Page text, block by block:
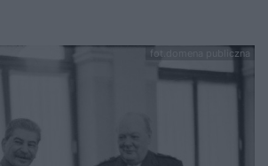
fot.domena publiczna